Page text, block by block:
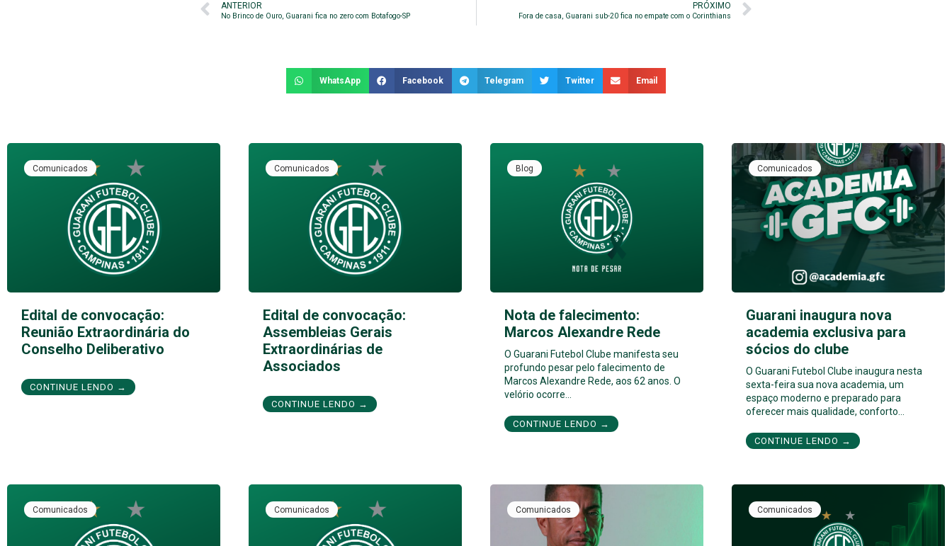
ANTERIOR
No Brinco de Ouro, Guarani fica no zero com Botafogo-SP
PRÓXIMO
Fora de casa, Guarani sub-20 fica no empate com o Corinthians
WhatsApp Facebook Telegram Twitter Email
Comunicados
Edital de convocação:
Reunião Extraordinária do
Conselho Deliberativo
CONTINUE LENDO →
Comunicados
Edital de convocação:
Assembleias Gerais
Extraordinárias de
Associados
CONTINUE LENDO →
Blog
Nota de falecimento:
Marcos Alexandre Rede
O Guarani Futebol Clube manifesta seu
profundo pesar pelo falecimento de
Marcos Alexandre Rede, aos 62 anos. O
velório ocorre…
CONTINUE LENDO →
Comunicados
Guarani inaugura nova
academia exclusiva para
sócios do clube
O Guarani Futebol Clube inaugura nesta
sexta-feira sua nova academia, um
espaço moderno e preparado para
oferecer mais qualidade, conforto…
CONTINUE LENDO →
Comunicados Comunicados Comunicados Comunicados